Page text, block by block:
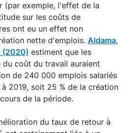
(par exemple, l'effet de la
sur les coûts de
ont eu un effet non
nette d'emplois. Aldama,
(2020) estiment que les
du coût du travail auraient
de 240 000 emplois salariés
2019, soit 25 % de la création
de la période.
du taux de retour à